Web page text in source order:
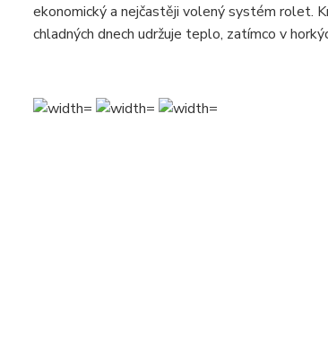
ekonomický a nejčastěji volený systém
chladných dnech udržuje teplo, zatímco v